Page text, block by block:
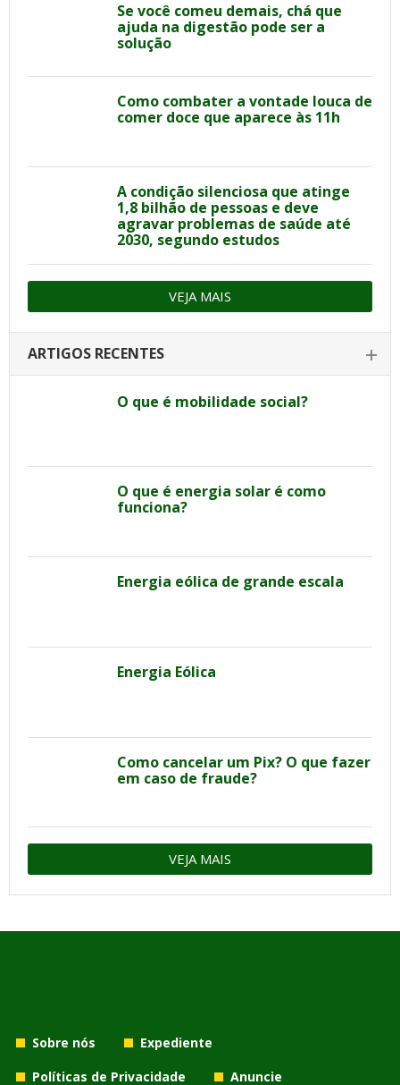
Se você comeu demais, chá que
ajuda na digestão pode ser a
solução
Como combater a vontade louca de
comer doce que aparece às 11h
A condição silenciosa que atinge
1,8 bilhão de pessoas e deve
agravar problemas de saúde até
2030, segundo estudos
VEJA MAIS
ARTIGOS RECENTES
O que é mobilidade social?
O que é energia solar é como
funciona?
Energia eólica de grande escala
Energia Eólica
Como cancelar um Pix? O que fazer
em caso de fraude?
VEJA MAIS
Sobre nós
Expediente
Políticas de Privacidade
Anuncie